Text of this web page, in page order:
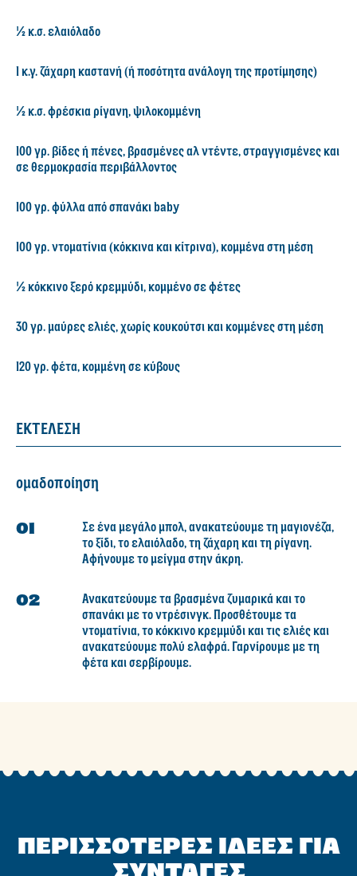
½ κ.σ. ελαιόλαδο
1 κ.γ. ζάχαρη καστανή (ή ποσότητα ανάλογη της προτίμησης)
½ κ.σ. φρέσκια ρίγανη, ψιλοκομμένη
100 γρ. βίδες ή πένες, βρασμένες αλ ντέντε, στραγγισμένες και
σε θερμοκρασία περιβάλλοντος
100 γρ. φύλλα από σπανάκι baby
100 γρ. ντοματίνια (κόκκινα και κίτρινα), κομμένα στη μέση
½ κόκκινο ξερό κρεμμύδι, κομμένο σε φέτες
30 γρ. μαύρες ελιές, χωρίς κουκούτσι και κομμένες στη μέση
120 γρ. φέτα, κομμένη σε κύβους
ΕΚΤΕΛΕΣΗ
ομαδοποίηση
Σε ένα μεγάλο μπολ, ανακατεύουμε τη μαγιονέζα,
το ξίδι, το ελαιόλαδο, τη ζάχαρη και τη ρίγανη.
Αφήνουμε το μείγμα στην άκρη.
Ανακατεύουμε τα βρασμένα ζυμαρικά και το
σπανάκι με το ντρέσινγκ. Προσθέτουμε τα
ντοματίνια, το κόκκινο κρεμμύδι και τις ελιές και
ανακατεύουμε πολύ ελαφρά. Γαρνίρουμε με τη
φέτα και σερβίρουμε.